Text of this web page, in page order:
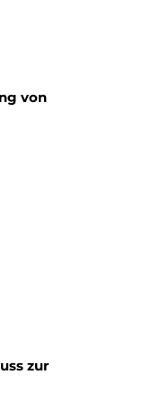
von
zur